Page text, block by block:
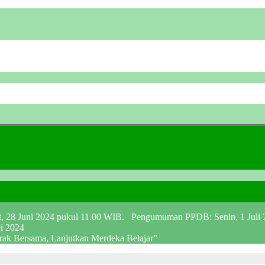
28 Juni 2024 pukul 11.00 WIB. Pengumuman PPDB: Senin, 1 Juli
2024
Bersama, Lanjutkan Merdeka Belajar”